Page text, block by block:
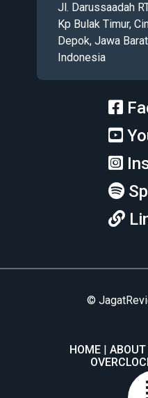
Jl. Darussaadah
Kp Bulak Timur,
Depok, Jawa
Indonesia
©
HOME ABOUT